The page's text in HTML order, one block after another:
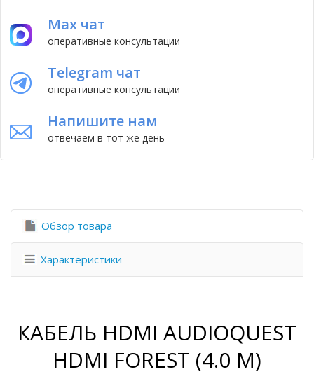
Max чат
оперативные консультации
Telegram чат
оперативные консультации
Напишите нам
отвечаем в тот же день
Обзор товара
Характеристики
КАБЕЛЬ HDMI AUDIOQUEST
HDMI FOREST (4.0 М)